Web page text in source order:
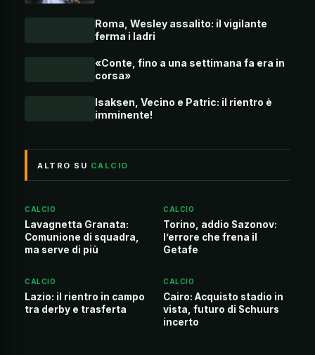
Roma, Wesley assalito: il vigilante
ferma i ladri
«Conte, fino a una settimana fa era in
corsa»
Isaksen, Vecino e Patric: il rientro è
imminente!
ALTRO SU CALCIO
CALCIO
Lavagnetta Granata:
Comunione di squadra,
ma serve di più
CALCIO
Torino, addio Sazonov:
l’errore che frena il
Getafe
CALCIO
Lazio: il rientro in campo
tra derby e trasferta
CALCIO
Cairo: Acquisto stadio in
vista, futuro di Schuurs
incerto